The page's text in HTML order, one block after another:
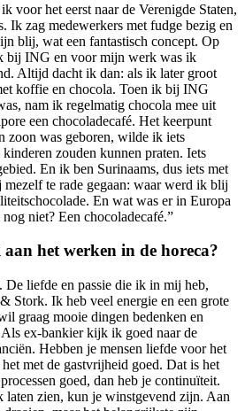
voor het eerst naar de Verenigde Staten,
Ik zag medewerkers met fudge bezig en
blij, wat een fantastisch concept. Op
bij ING en voor mijn werk was ik
Altijd dacht ik dan: als ik later groot
koffie en chocola. Toen ik bij ING
nam ik regelmatig chocola mee uit
een chocoladecafé. Het keerpunt
zoon was geboren, wilde ik iets
zouden kunnen praten. Iets
En ik ben Surinaams, dus iets met
te rade gegaan: waar werd ik blij
En wat was er in Europa
niet? Een chocoladecafé.”
het werken in de horeca?
liefde en passie die ik in mij heb,
Stork. Ik heb veel energie en een grote
graag mooie dingen bedenken en
Als ex-bankier kijk ik goed naar de
Hebben je mensen liefde voor het
met de gastvrijheid goed. Dat is het
goed, dan heb je continuïteit.
laten zien, kun je winstgevend zijn. Aan